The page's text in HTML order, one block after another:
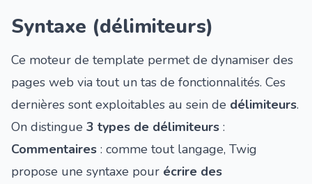
Syntaxe (délimiteurs)
Ce moteur de template permet de dynamiser des
pages web via tout un tas de fonctionnalités. Ces
dernières sont exploitables au sein de délimiteurs.
On distingue 3 types de délimiteurs :
Commentaires : comme tout langage, Twig
propose une syntaxe pour écrire des